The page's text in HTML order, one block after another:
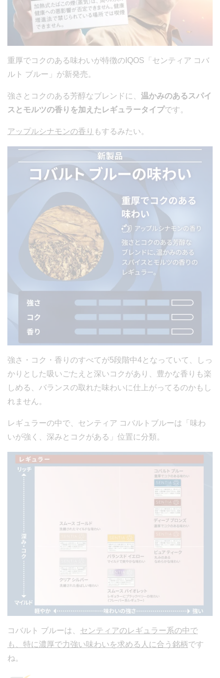
重厚でコクのある味わいが特徴のIQOS「センティア コバ
ルト ブルー」が新発売。
強さとコクのある芳醇なブレンドに、 温かみのあるスパイ
スとモルツの香りを加えたレギュラータイプです。
アップルシナモンの香り もするみたい。
強さ・コク・香りのすべてが5段階中4となっていて、しっ
かりとした吸いごたえと深いコクがあり、豊かな香りも楽
しめる、バランスの取れた味わいに仕上がってるのかもし
れません。
レギュラーの中で、センティア コバルトブルーは「味わ
いが強く、深みとコクがある」位置に分類。
コバルト ブルーは、 センティアのレギュラー系の中で
も、特に濃厚で力強い味わいを求める人に合う銘柄です
ね。